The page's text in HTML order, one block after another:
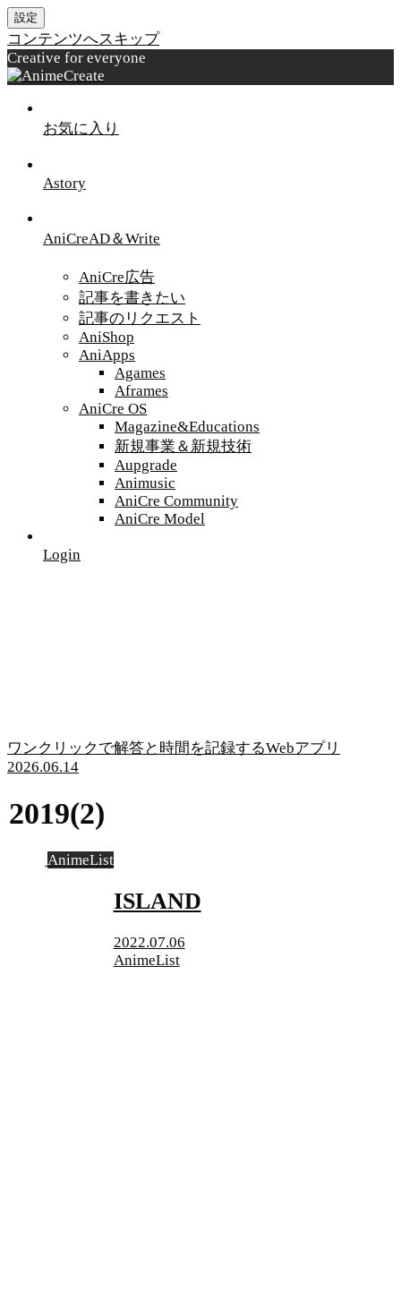
設定
コンテンツへスキップ
Creative for everyone
お気に入り
Astory
AniCreAD＆Write
AniCre広告
記事を書きたい
記事のリクエスト
AniShop
AniApps
Agames
Aframes
AniCre OS
Magazine&Educations
新規事業＆新規技術
Aupgrade
Animusic
AniCre Community
AniCre Model
Login
ワンクリックで解答と時間を記録するWebアプリ
2026.06.14
2019(2)
AnimeList
ISLAND
2022.07.06
AnimeList